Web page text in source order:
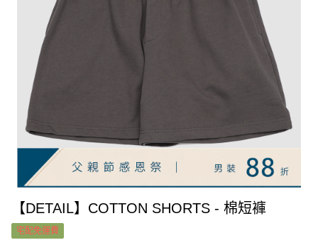
【DETAIL】COTTON SHORTS - 棉短褲
宅配免運費